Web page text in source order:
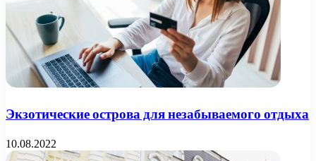
Экзотические острова для незабываемого отдыха
10.08.2022